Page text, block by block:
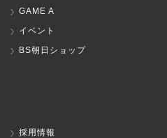
GAME A
イベント
BS朝日ショップ
採用情報